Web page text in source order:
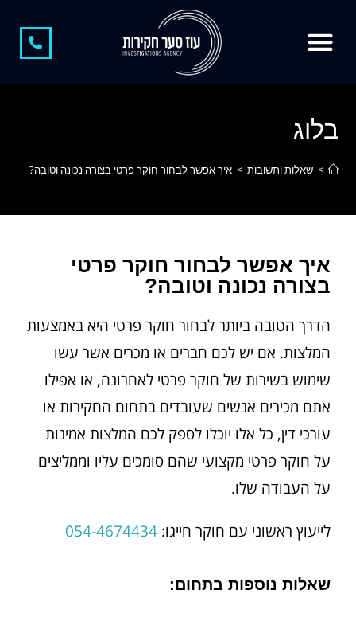
בלוג
> שאלות ותשובות > איך אפשר לבחור חוקר פרטי בצורה נכונה וטובה?
איך אפשר לבחור חוקר פרטי
בצורה נכונה וטובה?
הדרך הטובה ביותר לבחור חוקר פרטי היא באמצעות
המלצות. אם יש לכם חברים או מכרים אשר עשו
שימוש בשירות של חוקר פרטי לאחרונה, או אפילו
אתם מכירים אנשים שעובדים בתחום החקירות או
עורכי דין, כל אלו יוכלו לספק לכם המלצות אמינות
על חוקר פרטי מקצועי שהם סומכים עליו וממליצים
על העבודה שלו.
לייעוץ ראשוני עם חוקר חייגו: 054-4674434
שאלות נוספות בתחום: